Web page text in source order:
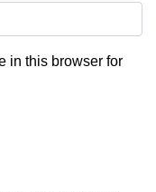
in this browser for